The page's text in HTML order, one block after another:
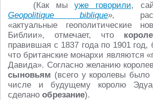
(Как мыуже говорили,
Geopolitique biblique»,
«актуальные геополитические
Библии», отмечает, что
правившая с 1837 года по 1901
что британские монархи являются
Давида». Согласно желанию
сыновьям (всего у королевы
числе и будущему королю
сделано обрезание).